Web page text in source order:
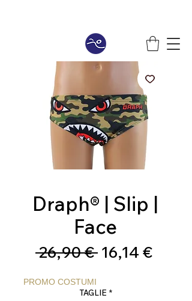
Draph® | Slip |
Face
26,90 € Prezzo
16,14 €Prezzo
PROMO COSTUMI
TAGLIE *